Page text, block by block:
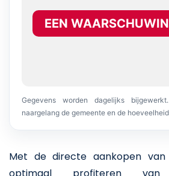
EEN
Gegevens worden dagelijks
naargelang de gemeente en de
Met de directe aankopen
optimaal profiteren